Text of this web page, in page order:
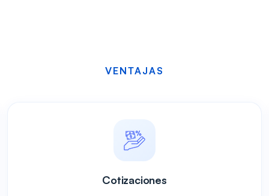
VENTAJAS
Cotizaciones